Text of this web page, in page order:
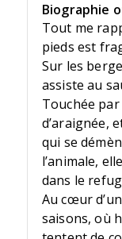
Biographie
Tout me
pieds est
Sur les
assiste au
Touchée
d’araignée,
qui se
l’animale,
dans le
Au cœur
saisons, où